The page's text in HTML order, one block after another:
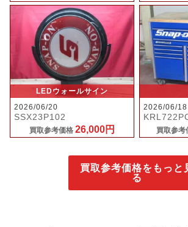
LEDウォールサイン
2026/06/20
SSX23P102
買取参考価格 26,000円
2026/06/18
買取参考
買取参考価格をもっと
る